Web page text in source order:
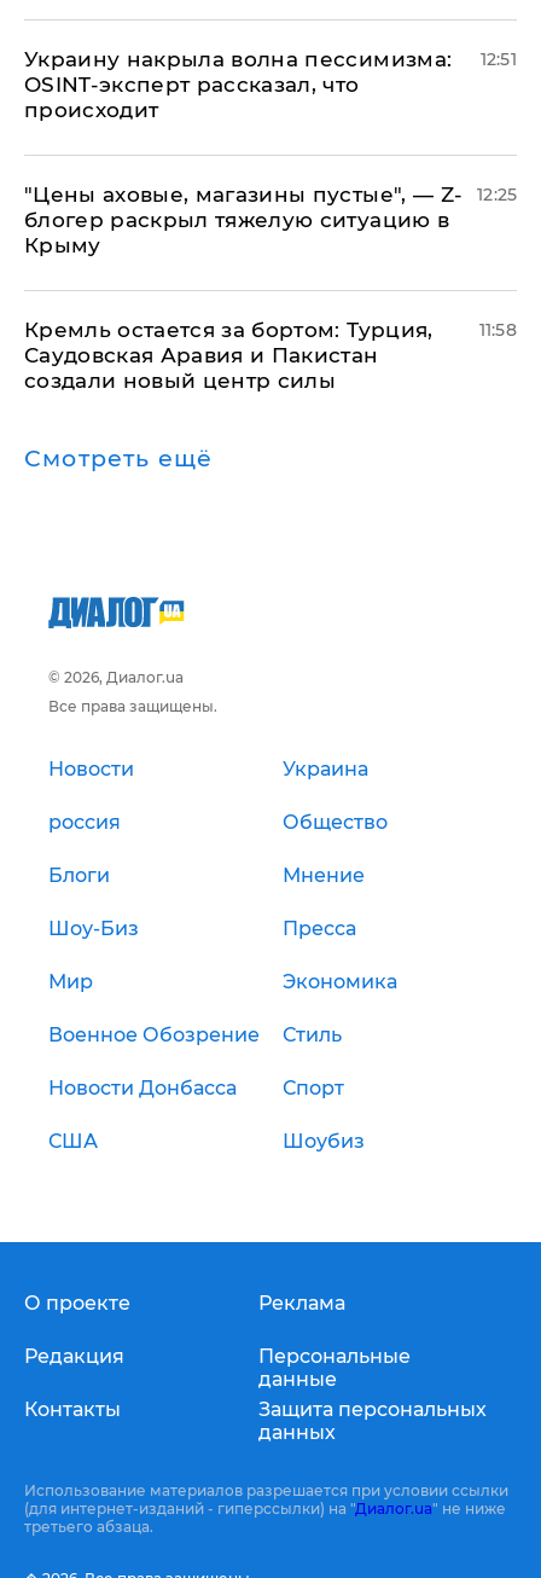
​Украину накрыла волна пессимизма:
OSINT-эксперт рассказал, что
происходит
12:51
​"Цены аховые, магазины пустые", — Z-
блогер раскрыл тяжелую ситуацию в
Крыму
12:25
​Кремль остается за бортом: Турция,
Саудовская Аравия и Пакистан
создали новый центр силы
11:58
Смотреть ещё
© 2026, Диалог.ua
Все права защищены.
Новости Украина
россия Общество
Блоги Мнение
Шоу-Биз Пресса
Мир Экономика
Военное Обозрение Стиль
Новости Донбасса Спорт
США Шоубиз
О проекте
Редакция
Контакты
Реклама
Персональные
данные
Защита персональных
данных
Использование материалов разрешается при условии ссылки
(для интернет-изданий - гиперссылки) на "Диалог.ua" не ниже
третьего абзаца.